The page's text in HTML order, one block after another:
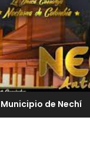
Municipio de Nechí